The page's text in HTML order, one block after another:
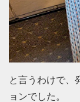
と言うわけで、
ョンでした。